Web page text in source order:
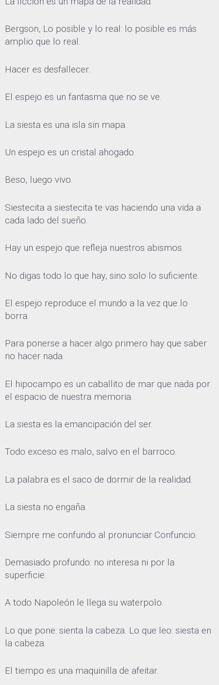
Bergson, Lo posible y lo real: lo posible es más
amplio que lo real.
Hacer es desfallecer.
El espejo es un fantasma que no se ve.
La siesta es una isla sin mapa.
Un espejo es un cristal ahogado.
Beso, luego vivo.
Siestecita a siestecita te vas haciendo una vida a
cada lado del sueño.
Hay un espejo que refleja nuestros abismos.
No digas todo lo que hay, sino solo lo suficiente.
El espejo reproduce el mundo a la vez que lo
borra.
Para ponerse a hacer algo primero hay que saber
no hacer nada.
El hipocampo es un caballito de mar que nada por
el espacio de nuestra memoria.
La siesta es la emancipación del ser.
Todo exceso es malo, salvo en el barroco.
La palabra es el saco de dormir de la realidad.
La siesta no engaña.
Siempre me confundo al pronunciar Confuncio.
Demasiado profundo: no interesa ni por la
superficie.
A todo Napoleón le llega su waterpolo.
Lo que pone: sienta la cabeza. Lo que leo: siesta en
la cabeza.
El tiempo es una maquinilla de afeitar.